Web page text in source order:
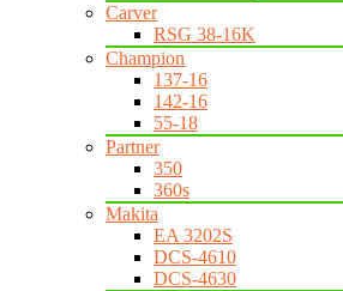
Carver
RSG 38-16K
Champion
137-16
142-16
55-18
Partner
350
360s
Makita
EA 3202S
DCS-4610
DCS-4630